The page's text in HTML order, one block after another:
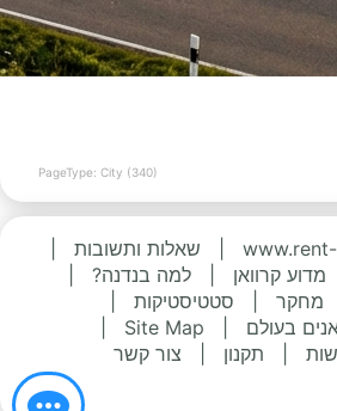
PageType: City (340)
שאלות ותשובות
מדוע קרוואן למה בנדנה?
מחקר סטטיסטיקות
בעולם
Site Map
תקנון צור קשר